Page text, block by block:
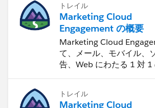
トレイル
Marketing Cloud
Engagement の概要
Marketing Cloud
て、メール、モバイル、
告、Web にわたる 1 対 1
トレイル
Marketing Cloud